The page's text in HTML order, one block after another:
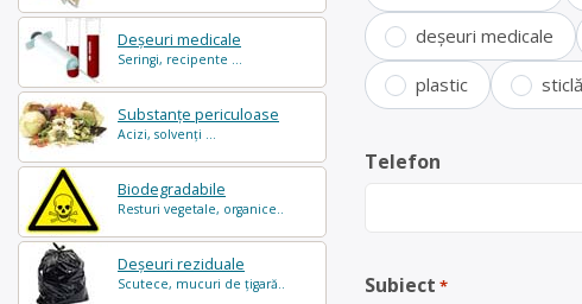
Deșeuri medicale
Seringi, recipente ...
Substanțe periculoase
Acizi, solvenți ...
Biodegradabile
Resturi vegetale, organice..
Deșeuri reziduale
Scutece, mucuri de țigară..
deșeuri medicale
plastic sticlă
Telefon
Subiect *